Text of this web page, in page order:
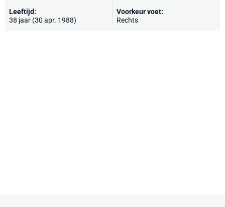
Leeftijd:
38 jaar (30 apr. 1988)
Voorkeur voet:
Rechts